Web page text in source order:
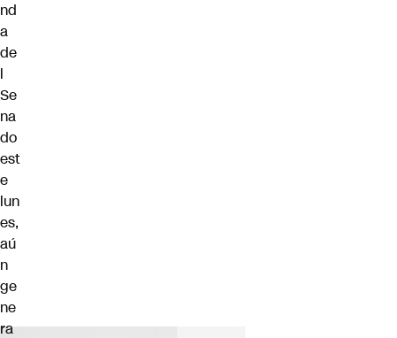
nd
a
de
l
Se
na
do
est
e
lun
es,
aú
n
ge
ne
ra